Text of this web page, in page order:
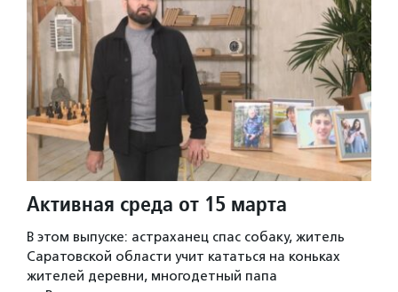
Активная среда от 15 марта
В этом выпуске: астраханец спас собаку, житель
Саратовской области учит кататься на коньках
жителей деревни, многодетный папа